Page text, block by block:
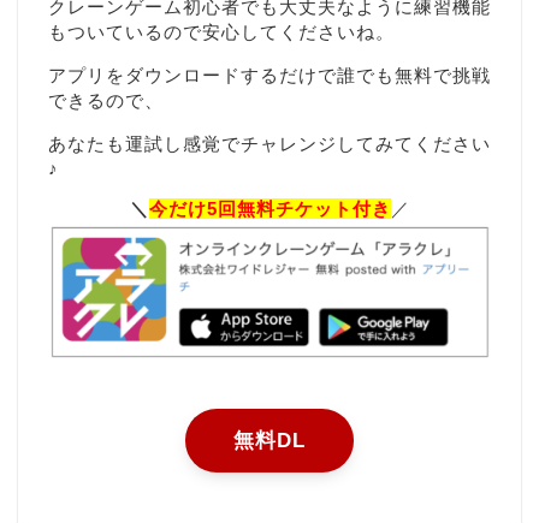
クレーンゲーム初心者でも大丈夫なように練習機能
もついているので安心してくださいね。
アプリをダウンロードするだけで誰でも無料で挑戦
できるので、
あなたも運試し感覚でチャレンジしてみてください
♪
＼ 今だけ5回無料チケット付き ／
無料DL